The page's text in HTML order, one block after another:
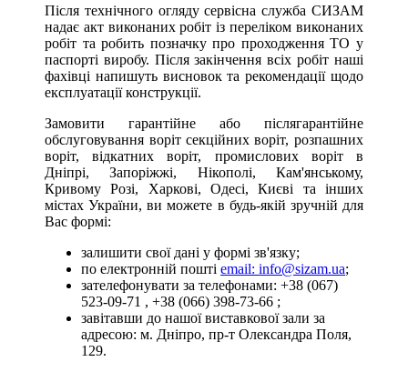
Після технічного огляду сервісна служба СИЗАМ
надає акт виконаних робіт із переліком виконаних
робіт та робить позначку про проходження ТО у
паспорті виробу. Після закінчення всіх робіт наші
фахівці напишуть висновок та рекомендації щодо
експлуатації конструкції.
Замовити гарантійне або післягарантійне
обслуговування воріт секційних воріт, розпашних
воріт, відкатних воріт, промислових воріт в
Дніпрі, Запоріжжі, Нікополі, Кам'янському,
Кривому Розі, Харкові, Одесі, Києві та інших
містах України, ви можете в будь-якій зручній для
Вас формі:
залишити свої дані у формі зв'язку;
по електронній поштіemail:info@sizam.ua;
зателефонувати за телефонами:+38 (067)
523-09-71 ,+38 (066) 398-73-66 ;
завітавши до нашої виставкової зали за
адресою: м. Дніпро, пр-т Олександра Поля,
129.